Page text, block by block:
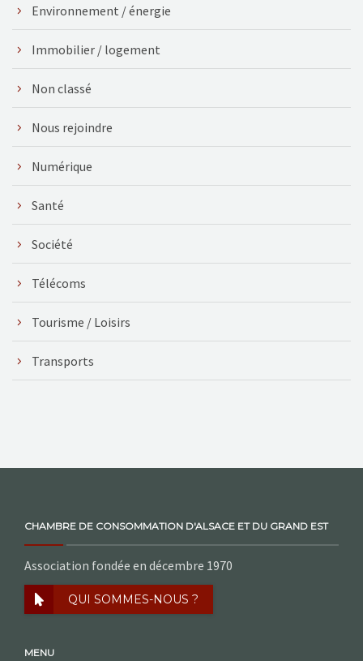
Environnement / énergie
Immobilier / logement
Non classé
Nous rejoindre
Numérique
Santé
Société
Télécoms
Tourisme / Loisirs
Transports
CHAMBRE DE CONSOMMATION D'ALSACE ET DU GRAND EST
Association fondée en décembre 1970
QUI SOMMES-NOUS ?
MENU